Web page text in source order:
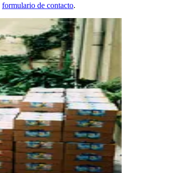
formulario de contacto.